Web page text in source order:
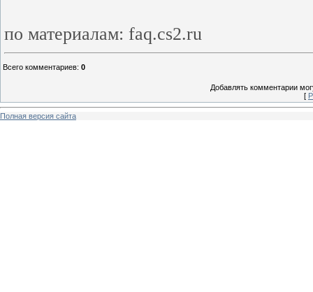
по материалам: faq.cs2.ru
Всего комментариев: 0
Добавлять комментарии
[
Полная версия сайта